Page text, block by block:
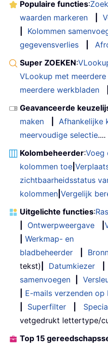
Populaire functies:
waarden markeren
Kolommen
gegevensverlies
Super ZOEKEN:
VLookup met
meerdere werkbladen
Geavanceerde
maken
Afhankelijke
meervoudige selectie....
Kolombeheerder:Voeg
kolommen toe
zichtbaarheidsstatus
kolommen Vergelijk
Uitgelichte functies:
Ontwerpweergave
Werkmap- en
bladbeheerder
tekst)
Datumkiezer
samenvoegen
E-mails verzenden op
Superfilter
vetgedrukt lettertype/
Top 15